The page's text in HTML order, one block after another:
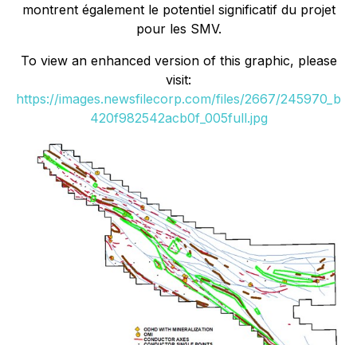
montrent également le potentiel significatif du projet
pour les SMV.
To view an enhanced version of this graphic, please
visit:
https://images.newsfilecorp.com/files/2667/245970_b
420f982542acb0f_005full.jpg